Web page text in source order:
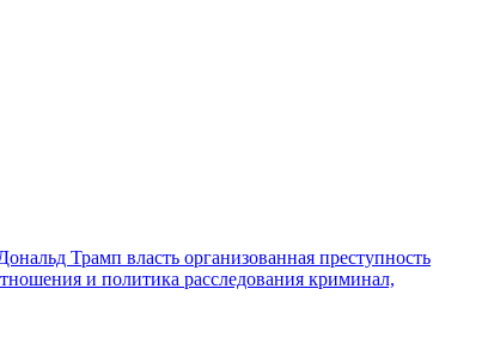
Трамп власть организованная преступность
и политика расследования криминал,